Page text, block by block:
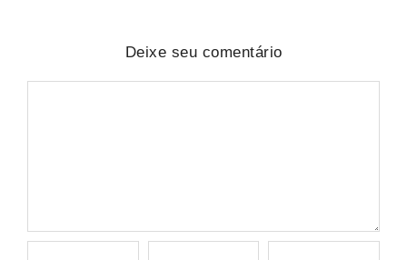
Deixe seu comentário